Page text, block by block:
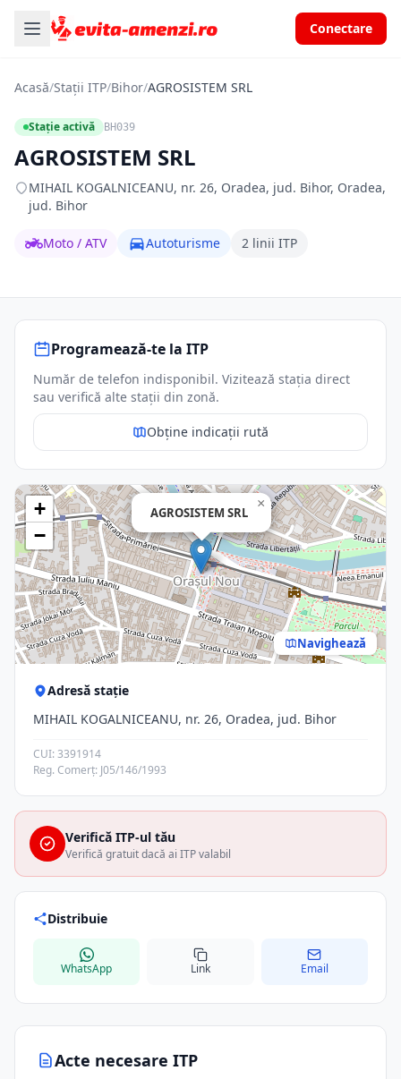
Conectare
Acasă/Stații ITP/Bihor/AGROSISTEM SRL
Stație activă BH039
AGROSISTEM SRL
MIHAIL KOGALNICEANU, nr. 26, Oradea, jud. Bihor, Oradea,
jud. Bihor
Moto / ATV Autoturisme 2 linii ITP
Acte necesare ITP
Programează-te la ITP
Număr de telefon indisponibil. Vizitează stația direct
sau verifică alte stații din zonă.
Obține indicații rută
AGROSISTEM SRL
×
+
−
Navighează
Adresă stație
MIHAIL KOGALNICEANU, nr. 26, Oradea, jud. Bihor
CUI: 3391914
Reg. Comerț: J05/146/1993
Verifică ITP-ul tău
Verifică gratuit dacă ai ITP valabil
Distribuie
WhatsApp Link Email